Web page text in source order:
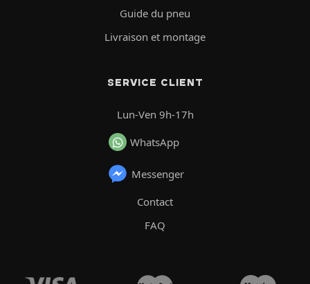
Guide du pneu
Livraison et montage
SERVICE CLIENT
Lun-Ven 9h-17h
WhatsApp
Messenger
Contact
FAQ